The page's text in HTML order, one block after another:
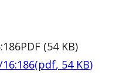
PDF (54 KB)
(pdf, 54 KB)